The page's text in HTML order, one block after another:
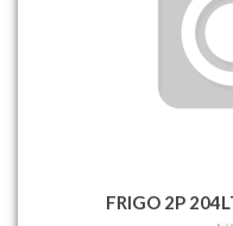
FRIGO 2P